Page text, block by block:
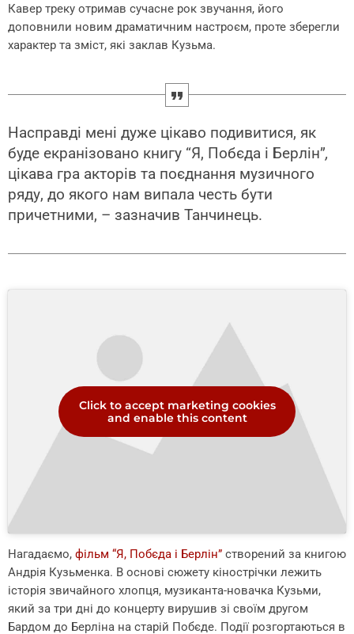
Кавер треку отримав сучасне рок звучання, його
доповнили новим драматичним настроєм, проте зберегли
характер та зміст, які заклав Кузьма.
Насправді мені дуже цікаво подивитися, як
буде екранізовано книгу “Я, Побєда і Берлін”,
цікава гра акторів та поєднання музичного
ряду, до якого нам випала честь бути
причетними, – зазначив Танчинець.
Click to accept marketing cookies
and enable this content
Нагадаємо, фільм “Я, Побєда і Берлін” створений за книгою
Андрія Кузьменка. В основі сюжету кінострічки лежить
історія звичайного хлопця, музиканта-новачка Кузьми,
який за три дні до концерту вирушив зі своїм другом
Бардом до Берліна на старій Побєде. Події розгортаються в